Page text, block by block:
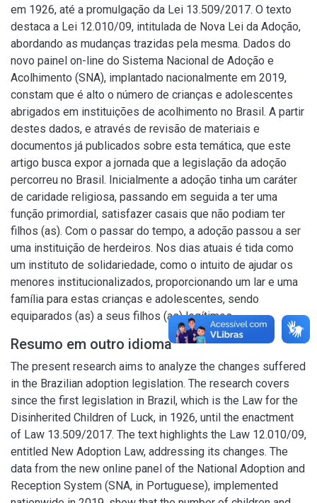
em 1926, até a promulgação da Lei 13.509/2017. O texto
destaca a Lei 12.010/09, intitulada de Nova Lei da Adoção,
abordando as mudanças trazidas pela mesma. Dados do
novo painel on-line do Sistema Nacional de Adoção e
Acolhimento (SNA), implantado nacionalmente em 2019,
constam que é alto o número de crianças e adolescentes
abrigados em instituições de acolhimento no Brasil. A partir
destes dados, e através de revisão de materiais e
documentos já publicados sobre esta temática, que este
artigo busca expor a jornada que a legislação da adoção
percorreu no Brasil. Inicialmente a adoção tinha um caráter
de caridade religiosa, passando em seguida a ter uma
função primordial, satisfazer casais que não podiam ter
filhos (as). Com o passar do tempo, a adoção passou a ser
uma instituição de herdeiros. Nos dias atuais é tida como
um instituto de solidariedade, como o intuito de ajudar os
menores institucionalizados, proporcionando um lar e uma
família para estas crianças e adolescentes, sendo
equiparados (as) a seus filhos (as) legítimos.
Resumo em outro idioma
The present research aims to analyze the changes suffered
in the Brazilian adoption legislation. The research covers
since the first legislation in Brazil, which is the Law for the
Disinherited Children of Luck, in 1926, until the enactment
of Law 13.509/2017. The text highlights the Law 12.010/09,
entitled New Adoption Law, addressing its changes. The
data from the new online panel of the National Adoption and
Reception System (SNA, in Portuguese), implemented